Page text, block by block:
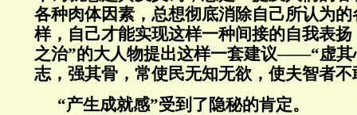
各种肉体因素，总想彻底消除自己所认为
样，自己才能实现这样一种间接的自我表
之治”的大人物提出这样一套建议——“虚其
志，强其骨，常使民无知无欲，使夫智者不
“产生成就感”受到了隐秘的肯定。